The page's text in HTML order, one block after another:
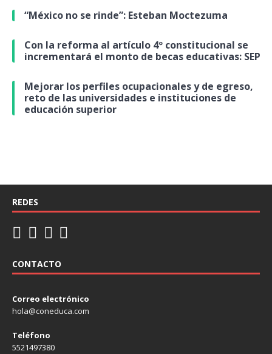
“México no se rinde”: Esteban Moctezuma
Con la reforma al artículo 4º constitucional se
incrementará el monto de becas educativas: SEP
Mejorar los perfiles ocupacionales y de egreso,
reto de las universidades e instituciones de
educación superior
REDES
CONTACTO
Correo electrónico
hola@coneduca.com
Teléfono
5521497380